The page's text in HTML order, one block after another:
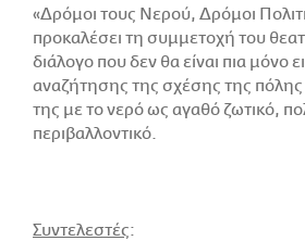
«Δρόμοι τους Νερού, Δρόμοι
προκαλέσει τη συμμετοχή του
διάλογο που δεν θα είναι πια μόνο
αναζήτησης της σχέσης της πόλης
της με το νερό ως αγαθό ζωτικό,
περιβαλλοντικό.
Συντελεστές: